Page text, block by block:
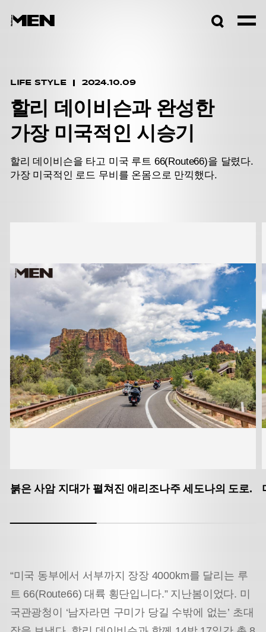
LIFE STYLE 2024.10.09
할리 데이비슨과 완성한
가장 미국적인 시승기
할리 데이비슨을 타고 미국 루트 66(Route66)을 달렸다.
가장 미국적인 로드 무비를 온몸으로 만끽했다.
붉은 사암 지대가 펼쳐진 애리조나주 세도나의 도로.
“미국 동부에서 서부까지 장장 4000km를 달리는 루
트 66(Route66) 대륙 횡단입니다.” 지난봄이었다. 미
국관광청이 ‘남자라면 구미가 당길 수밖에 없는’ 초대